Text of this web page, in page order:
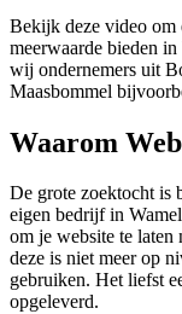
Bekijk deze video om
meerwaarde bieden
wij ondernemers uit
Maasbommel
Waarom
De grote zoektocht is
eigen bedrijf in
om je website te laten
deze is niet meer op
gebruiken. Het liefst
opgeleverd.